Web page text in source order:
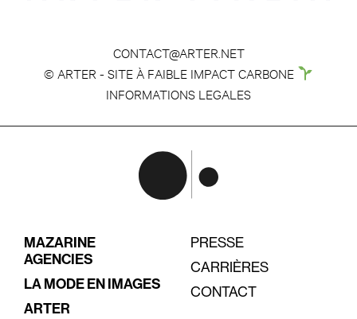
CONTACT@ARTER.NET
© ARTER - SITE À FAIBLE IMPACT CARBONE
INFORMATIONS LEGALES
MAZARINE
AGENCIES
LA MODE EN IMAGES
ARTER
PRESSE
CARRIÈRES
CONTACT